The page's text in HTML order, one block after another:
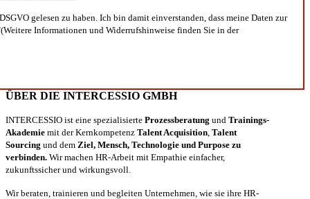
gelesen zu haben. Ich bin damit einverstanden, dass meine Daten zur
Informationen und Widerrufshinweise finden Sie in der
ÜBER DIE INTERCESSIO GMBH
INTERCESSIO ist eine spezialisierte Prozessberatung und Trainings-
Akademie mit der Kernkompetenz Talent Acquisition Talent
Sourcing und dem Ziel, Mensch, Technologie und Purpose zu
verbinden. Wir machen HR-Arbeit mit Empathie einfacher,
zukunftssicher und wirkungsvoll.
Wir beraten, trainieren und begleiten Unternehmen, wie sie ihre HR-